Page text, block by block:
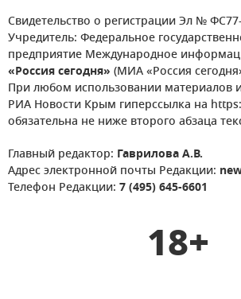
Свидетельство о регистрации Эл №
Учредитель: Федеральное
предприятие Международное
«Россия сегодня» (МИА «Россия
При любом использовании материалов
РИА Новости Крым гиперссылка на
обязательна не ниже второго абзаца
Главный редактор: Гаврилова А.В.
Адрес электронной почты Редакции:
Телефон Редакции: 7 (495) 645-6601
18+